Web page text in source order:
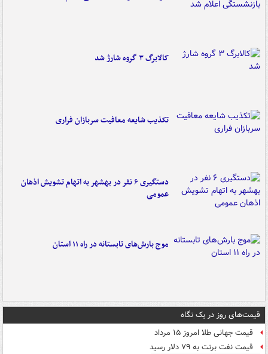
کالابرگ ۳ گروه شارژ شد
تکذیب شایعه معافیت سربازان فراری
دستگیری ۶ نفر در بهشهر به اتهام تشویش اذهان
عمومی
موج بارش‌های تابستانه در راه ۱۱ استان
قیمت‌های روز در یک نگاه
قیمت جهانی طلا امروز ۱۵ مرداد
قیمت نفت برنت به ۷۹ دلار رسید